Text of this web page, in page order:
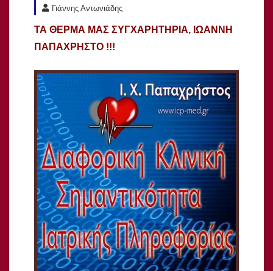
Γιάννης Αντωνιάδης
ΤΑ ΘΕΡΜΑ ΜΑΣ ΣΥΓΧΑΡΗΤΗΡΙΑ, ΙΩΑΝΝΗ
ΠΑΠΑΧΡΗΣΤΟ !!!